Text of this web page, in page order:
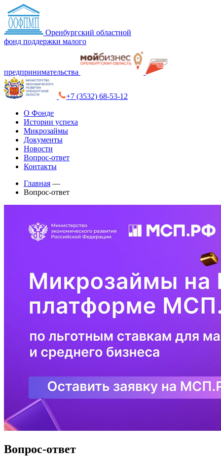
Оренбургский областной
фонд поддержки малого
предпринимательства
+7 (3532) 68-53-12
О Фонде
Истории успеха
Микрозаймы
Документы
Новости
Вопрос-ответ
Контакты
Главная —
Вопрос-ответ
Вопрос-ответ